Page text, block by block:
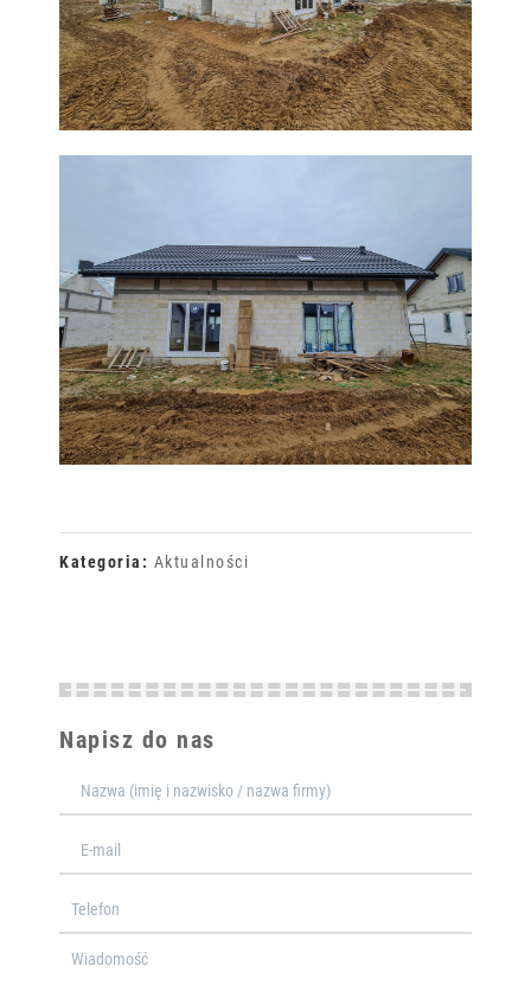
Kategoria: Aktualności
Napisz do nas